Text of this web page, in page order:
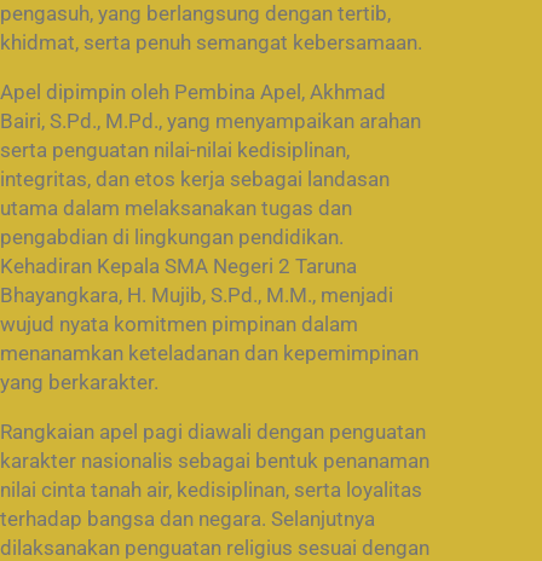
pengasuh, yang berlangsung dengan tertib,
khidmat, serta penuh semangat kebersamaan.
Apel dipimpin oleh Pembina Apel, Akhmad
Bairi, S.Pd., M.Pd., yang menyampaikan arahan
serta penguatan nilai-nilai kedisiplinan,
integritas, dan etos kerja sebagai landasan
utama dalam melaksanakan tugas dan
pengabdian di lingkungan pendidikan.
Kehadiran Kepala SMA Negeri 2 Taruna
Bhayangkara, H. Mujib, S.Pd., M.M., menjadi
wujud nyata komitmen pimpinan dalam
menanamkan keteladanan dan kepemimpinan
yang berkarakter.
Rangkaian apel pagi diawali dengan penguatan
karakter nasionalis sebagai bentuk penanaman
nilai cinta tanah air, kedisiplinan, serta loyalitas
terhadap bangsa dan negara. Selanjutnya
dilaksanakan penguatan religius sesuai dengan